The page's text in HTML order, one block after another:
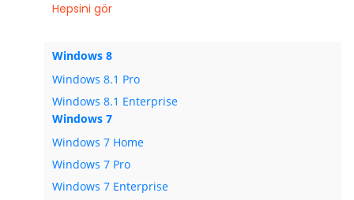
Hepsini gör
Windows 8
Windows 8.1 Pro
Windows 8.1 Enterprise
Windows 7
Windows 7 Home
Windows 7 Pro
Windows 7 Enterprise